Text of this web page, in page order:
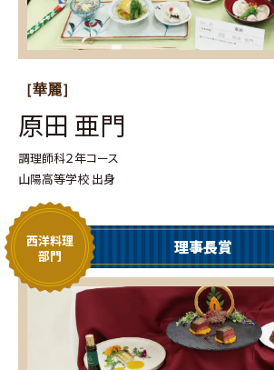
［華麗］
原田 亜門
調理師科２年コース
山陽高等学校 出身
西洋料理
部門
理事長賞